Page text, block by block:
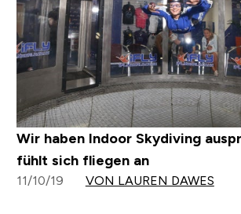
Wir haben Indoor Skydiving
fühlt sich fliegen an
11/10/19 VON LAUREN DAWES